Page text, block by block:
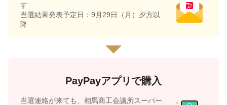
す
当選結果発表予定日：9月29日（月）夕方以
降
PayPayアプリで購入
当選連絡が来ても、相馬商工会議所スーパー